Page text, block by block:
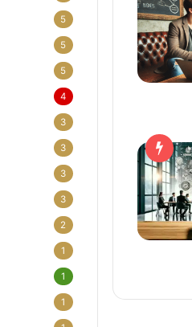
5
5
5
4
3
3
3
3
2
1
1
1